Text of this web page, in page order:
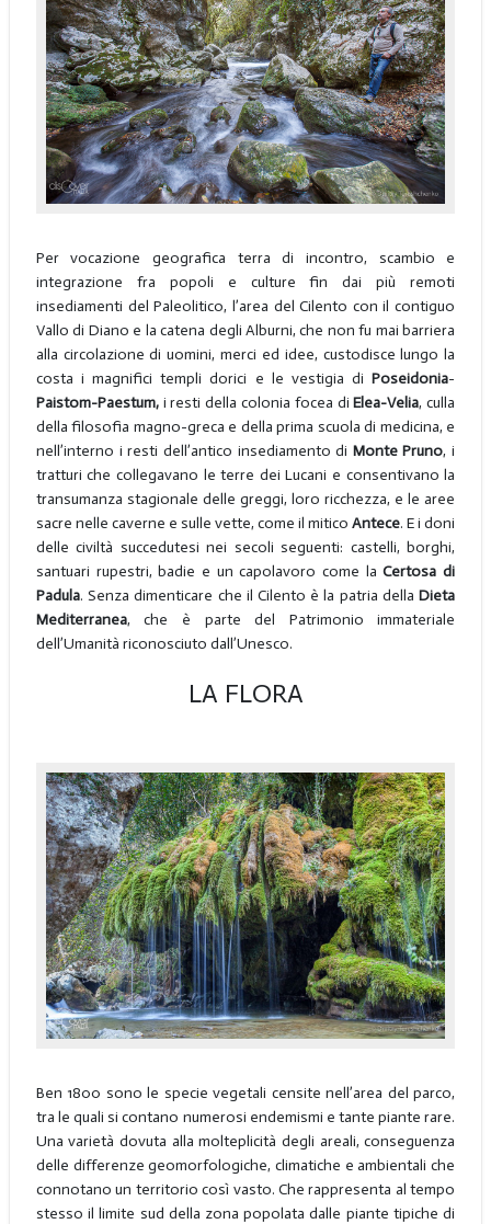
Per vocazione geografica terra di incontro, scambio e
integrazione fra popoli e culture fin dai più remoti
insediamenti del Paleolitico, l’area del Cilento con il contiguo
Vallo di Diano e la catena degli Alburni, che non fu mai barriera
alla circolazione di uomini, merci ed idee, custodisce lungo la
costa i magnifici templi dorici e le vestigia diPoseidonia-
Paistom-Paestum, i resti della colonia focea diElea-Velia, culla
della filosofia magno-greca e della prima scuola di medicina, e
nell’interno i resti dell’antico insediamento di Monte Pruno, i
tratturi che collegavano le terre dei Lucani e consentivano la
transumanza stagionale delle greggi, loro ricchezza, e le aree
sacre nelle caverne e sulle vette, come il miticoAntece. E i doni
delle civiltà succedutesi nei secoli seguenti: castelli, borghi,
santuari rupestri, badie e un capolavoro come laCertosa di
Padula. Senza dimenticare che il Cilento è la patria dellaDieta
Mediterranea, che è parte del Patrimonio immateriale
dell’Umanità riconosciuto dall’Unesco.
LA FLORA
Ben 1800 sono le specie vegetali censite nell’area del parco,
tra le quali si contano numerosi endemismi e tante piante rare.
Una varietà dovuta alla molteplicità degli areali, conseguenza
delle differenze geomorfologiche, climatiche e ambientali che
connotano un territorio così vasto. Che rappresenta al tempo
stesso il limite sud della zona popolata dalle piante tipiche di